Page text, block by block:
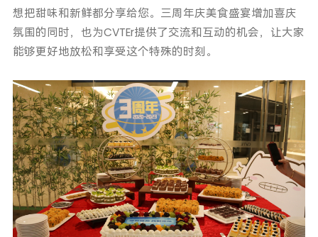
想把甜味和新鲜都分享给您。三周年庆美食盛宴增加喜庆
氛围的同时，也为CVTEr提供了交流和互动的机会，让大家
能够更好地放松和享受这个特殊的时刻。